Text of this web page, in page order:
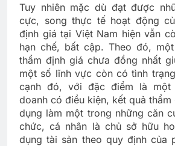
Tuy nhiên mặc dù đạt được
cực, song thực tế hoạt động
định giá tại Việt Nam hiện vẫn
hạn chế, bất cập. Theo đó,
thẩm định giá chưa đồng nhất
một số lĩnh vực còn có tình
cạnh đó, với đặc điểm là một
doanh có điều kiện, kết quả
dụng làm một trong những căn
chức, cá nhân là chủ sở hữu
dụng tài sản theo quy định của